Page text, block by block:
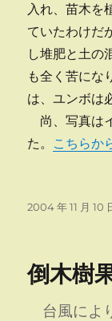
入れ、苗木を
ていたわけだ
し堆肥と土の
も全く苦にな
は、ユンボは
尚、写真は
た。 こちらか
投
2004 年 11 月 10
倒木樹
台風によ